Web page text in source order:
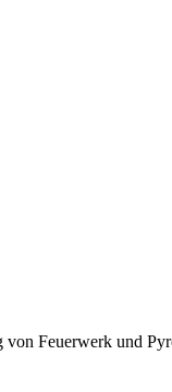
von Feuerwerk und